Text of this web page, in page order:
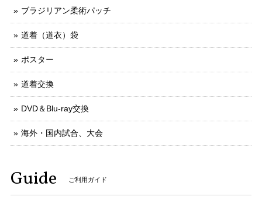
ブラジリアン柔術パッチ
道着（道衣）袋
ポスター
道着交換
DVD＆Blu-ray交換
海外・国内試合、大会
Guide ご利用ガイド